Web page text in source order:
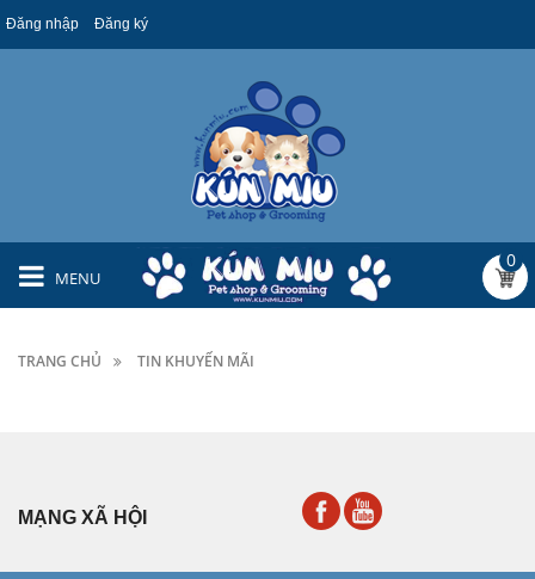
Đăng nhập Đăng ký
MENU
0
TRANG CHỦ TIN KHUYẾN MÃI
MẠNG XÃ HỘI